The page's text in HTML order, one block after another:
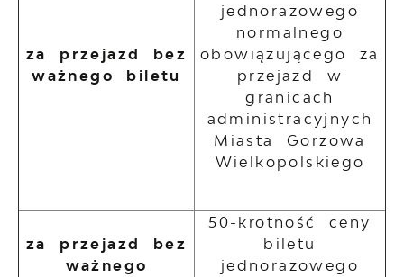
za przejazd bez
ważnego biletu
jednorazowego
normalnego
obowiązującego za
przejazd w
granicach
administracyjnych
Miasta Gorzowa
Wielkopolskiego
za przejazd bez
ważnego
50-krotność ceny
biletu
jednorazowego